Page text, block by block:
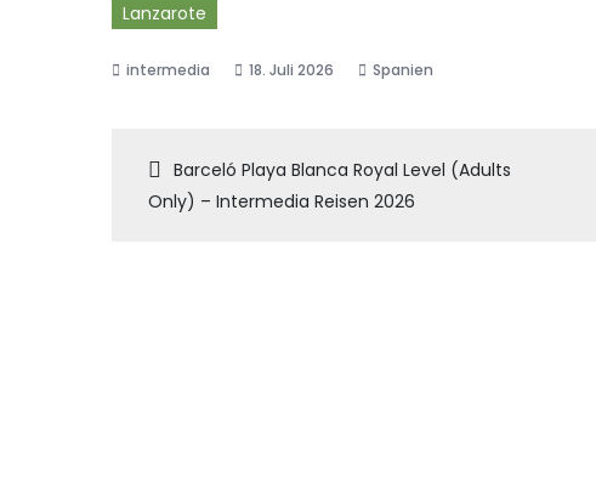
Lanzarote
18. Juli 2026 Spanien
Beitragsnavigation
Barceló Playa Blanca Royal Level (Adults
Only) – Intermedia Reisen 2026